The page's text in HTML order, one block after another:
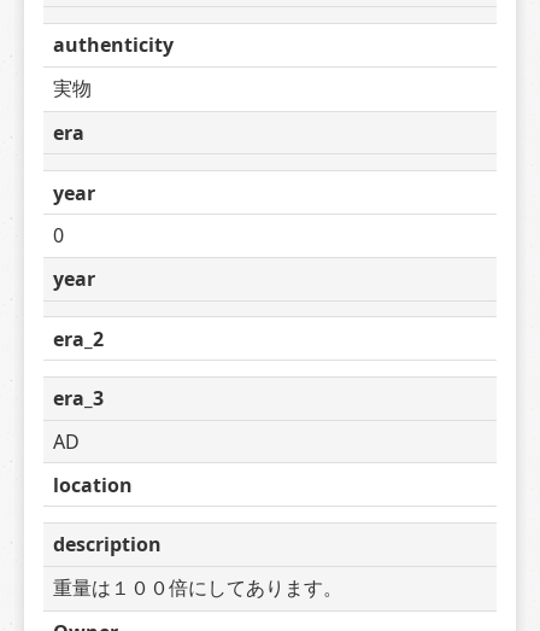
authenticity
実物
era
year
0
year
era_2
era_3
AD
location
description
重量は１００倍にしてあります。